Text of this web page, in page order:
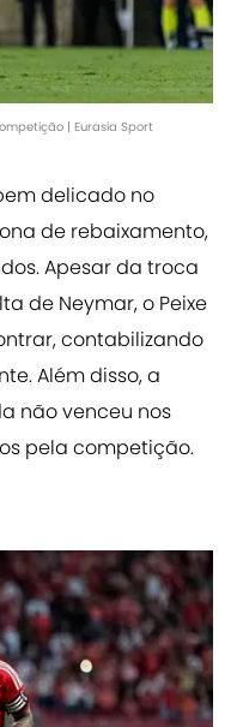
| Eurasia Sport
delicado no
de rebaixamento,
Apesar da troca
de Neymar, o Peixe
contabilizando
Além disso, a
não venceu nos
pela competição.